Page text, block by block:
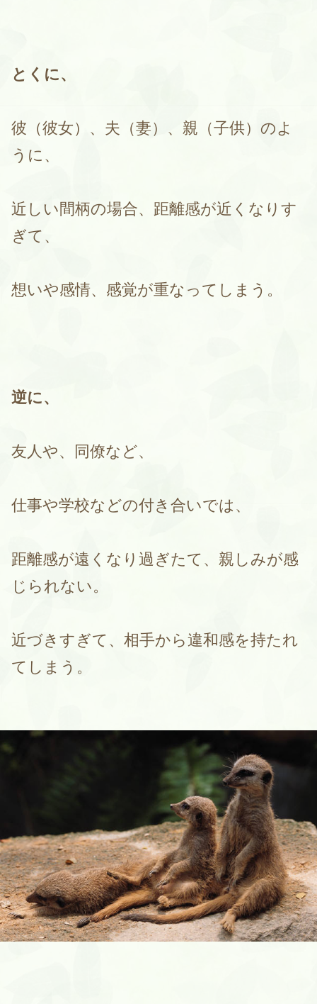
とくに、
彼（彼女）、夫（妻）、親（子供）のよ
うに、
近しい間柄の場合、距離感が近くなりす
ぎて、
想いや感情、感覚が重なってしまう。
逆に、
友人や、同僚など、
仕事や学校などの付き合いでは、
距離感が遠くなり過ぎたて、親しみが感
じられない。
近づきすぎて、相手から違和感を持たれ
てしまう。